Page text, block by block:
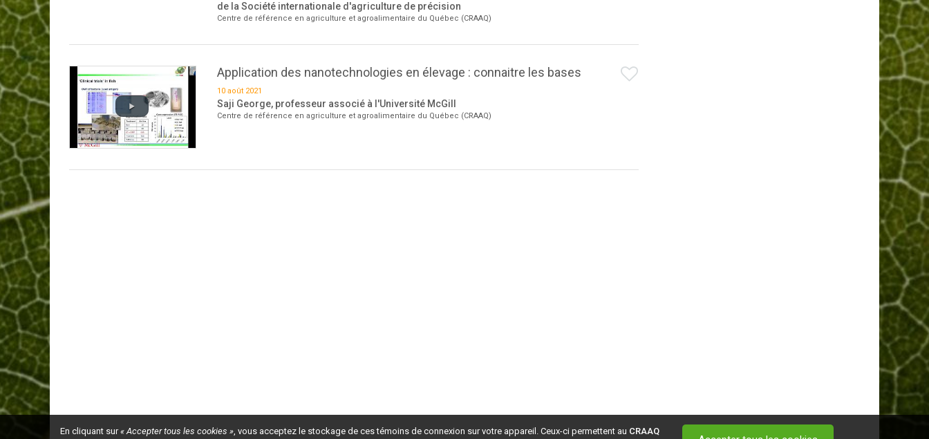
de la Société internationale d'agriculture de précision
Centre de référence en agriculture et agroalimentaire du Québec (CRAAQ)
Application des nanotechnologies en élevage : connaitre les bases
10 août 2021
Saji George, professeur associé à l'Université McGill
Centre de référence en agriculture et agroalimentaire du Québec (CRAAQ)
En cliquant sur« Accepter tous les cookies », vous acceptez le stockage de ces témoins de connexion sur votre appareil. Ceux-ci permettent au CRAAQ